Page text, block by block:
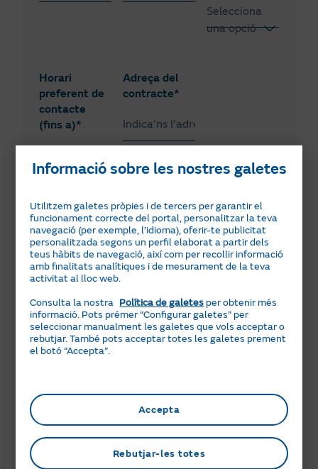
Selecciona
una opció
15:00
16:00
17:00
18:00
19:00
Horari
preferent de
contacte
(fins a)*
una opció
11:00
12:00
13:00
15:00
16:00
19:00
20:00
Adreça del
contracte*
Província*
Selecciona una opció
Àlaba
Albacete
Astúries
Àvila
Informació bàsica sobre protecció de dades
personals
Gas&Power S.A., com a responsable del
tractament, per al manteniment, el
contractual a la qual es refereix la teva
Informació sobre les nostres galetes
Utilitzem galetes pròpies i de tercers per garantir el
funcionament correcte del portal, personalitzar la teva
navegació (per exemple, l’idioma), oferir-te publicitat
personalitzada segons un perfil elaborat a partir dels
teus hàbits de navegació, així com per recollir informació
amb finalitats analítiques i de mesurament de la teva
activitat al lloc web.
Consulta la nostra Política de galetes per obtenir més
informació. Pots prémer “Configurar galetes” per
seleccionar manualment les galetes que vols acceptar o
rebutjar. També pots acceptar totes les galetes prement
el botó “Accepta”.
Rebutjar-les totes
Accepta